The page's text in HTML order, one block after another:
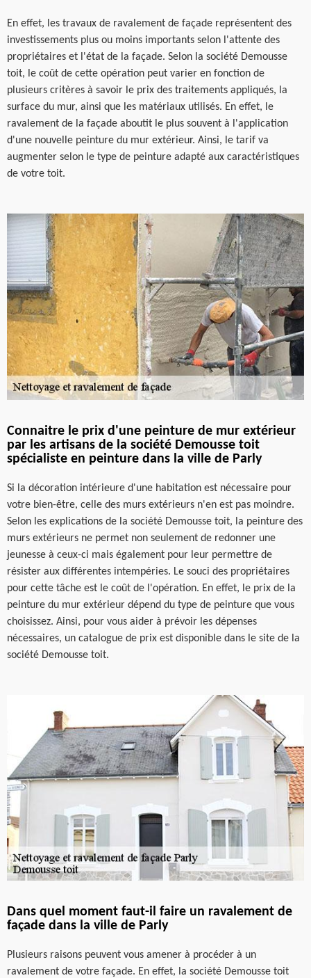
En effet, les travaux de ravalement de façade représentent des
investissements plus ou moins importants selon l'attente des
propriétaires et l'état de la façade. Selon la société Demousse
toit, le coût de cette opération peut varier en fonction de
plusieurs critères à savoir le prix des traitements appliqués, la
surface du mur, ainsi que les matériaux utilisés. En effet, le
ravalement de la façade aboutit le plus souvent à l'application
d'une nouvelle peinture du mur extérieur. Ainsi, le tarif va
augmenter selon le type de peinture adapté aux caractéristiques
de votre toit.
Connaitre le prix d'une peinture de mur extérieur
par les artisans de la société Demousse toit
spécialiste en peinture dans la ville de Parly
Si la décoration intérieure d'une habitation est nécessaire pour
votre bien-être, celle des murs extérieurs n'en est pas moindre.
Selon les explications de la société Demousse toit, la peinture des
murs extérieurs ne permet non seulement de redonner une
jeunesse à ceux-ci mais également pour leur permettre de
résister aux différentes intempéries. Le souci des propriétaires
pour cette tâche est le coût de l'opération. En effet, le prix de la
peinture du mur extérieur dépend du type de peinture que vous
choisissez. Ainsi, pour vous aider à prévoir les dépenses
nécessaires, un catalogue de prix est disponible dans le site de la
société Demousse toit.
Dans quel moment faut-il faire un ravalement de
façade dans la ville de Parly
Plusieurs raisons peuvent vous amener à procéder à un
ravalement de votre façade. En effet, la société Demousse toit